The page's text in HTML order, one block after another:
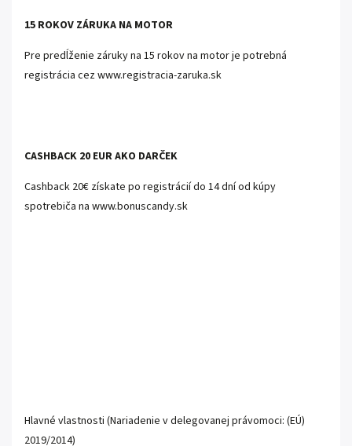
15 ROKOV ZÁRUKA NA MOTOR
Pre predĺženie záruky na 15 rokov na motor je potrebná
registrácia cezwww.registracia-zaruka.sk
CASHBACK 20 EUR AKO DARČEK
Cashback 20€ získate po registrácií do 14 dní od kúpy
spotrebiča na www.bonuscandy.sk
Hlavné vlastnosti (Nariadenie v delegovanej právomoci: (EÚ)
2019/2014)